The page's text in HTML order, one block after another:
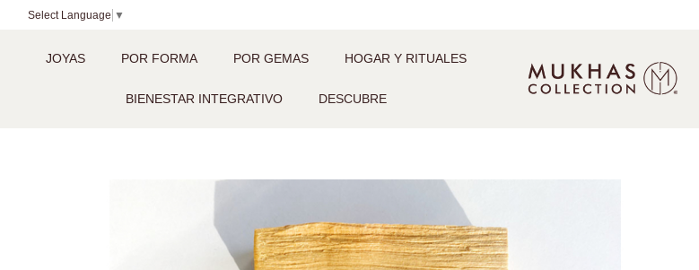
Select Language ▼
JOYAS POR FORMA POR GEMAS HOGAR Y RITUALES
BIENESTAR INTEGRATIVO DESCUBRE